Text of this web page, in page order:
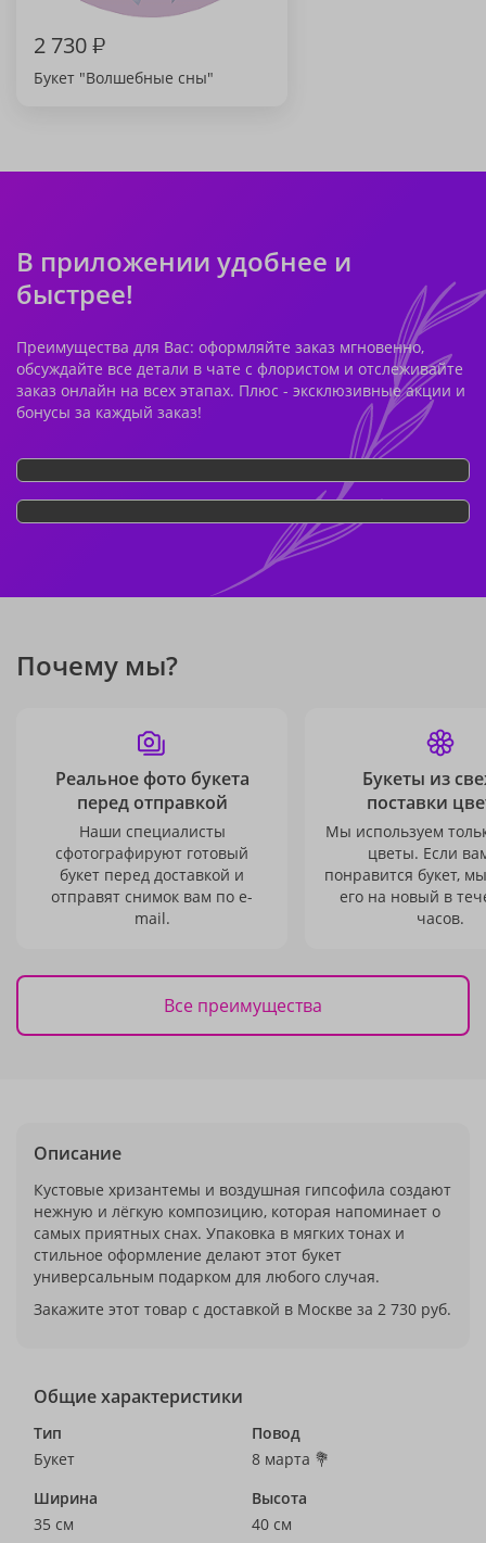
2 730₽
Букет "Волшебные сны"
В приложении удобнее и
быстрее!
Преимущества для Вас: оформляйте заказ мгновенно,
обсуждайте все детали в чате с флористом и отслеживайте
заказ онлайн на всех этапах. Плюс - эксклюзивные акции и
бонусы за каждый заказ!
Почему мы?
Реальное фото букета
перед отправкой
Наши специалисты
сфотографируют готовый
букет перед доставкой и
отправят снимок вам по e-
mail.
Букеты из
поставки
Мы используем
цветы. Если
понравится букет,
его на новый в
часов.
Все преимущества
Описание
Кустовые хризантемы и воздушная гипсофила создают
нежную и лёгкую композицию, которая напоминает о
самых приятных снах. Упаковка в мягких тонах и
стильное оформление делают этот букет
универсальным подарком для любого случая.
Закажите этот товар с доставкой в Москве за 2 730 руб.
Общие характеристики
Тип
Букет
Повод
8 марта 💐
Ширина
35 см
Высота
40 см